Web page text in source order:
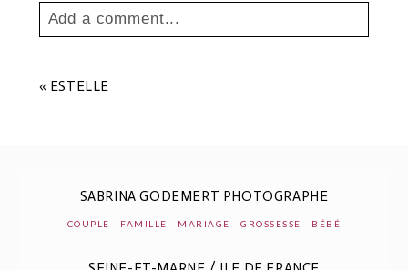
Add a comment...
Les champs marqués sont requis *
« ESTELLE
SABRINA GODEMERT PHOTOGRAPHE
COUPLE - FAMILLE - MARIAGE -GROSSESSE - BÉBÉ